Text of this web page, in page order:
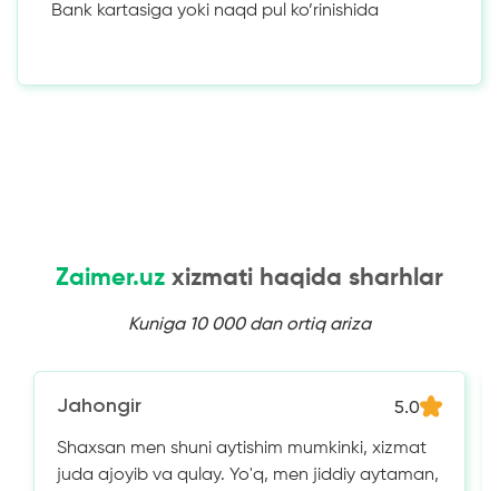
Bank kartasiga yoki naqd pul ko’rinishida
Zaimer.uz xizmati haqida sharhlar
Kuniga 10 000 dan ortiq ariza
Jahongir 5.0
Shaxsan men shuni aytishim mumkinki, xizmat
juda ajoyib va ​​qulay. Yo'q, men jiddiy aytaman,